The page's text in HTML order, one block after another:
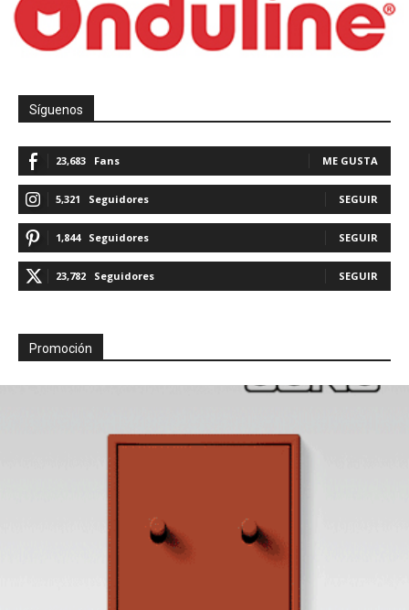
Síguenos
23,683 Fans ME GUSTA
5,321 Seguidores SEGUIR
1,844 Seguidores SEGUIR
23,782 Seguidores SEGUIR
Promoción